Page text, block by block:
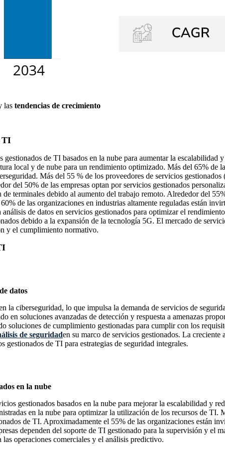
las tendencias de crecimiento
TI
de TI basados ​​en la nube para aumentar la
local y de nube para un rendimiento optimizado. Más del 65% de
Más del 55 % de los proveedores de servicios
del 50% de las empresas optan por servicios gestionados
terminales debido al aumento del trabajo remoto. Alrededor del
de las organizaciones en industrias altamente reguladas están
de datos en servicios gestionados para optimizar el
debido a la expansión de la tecnología 5G. El mercado de
y el cumplimiento normativo.
datos
la ciberseguridad, lo que impulsa la demanda de servicios de
en soluciones avanzadas de detección y respuesta a amenazas
soluciones de cumplimiento gestionadas para cumplir con los
de seguridaden su marco de servicios gestionados. La
gestionados de TI para estrategias de seguridad integrales.
​​en la nube
gestionados basados ​​en la nube para mejorar la escalabilidad y
en la nube para optimizar la utilización de los recursos de
de TI. Aproximadamente el 55% de las organizaciones están
dependen del soporte de TI gestionado para la supervisión y el
operaciones comerciales y el análisis predictivo.